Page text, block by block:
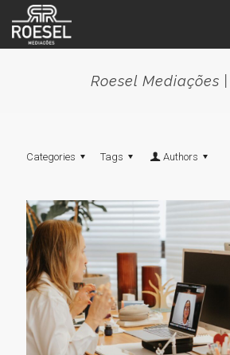
Roesel Mediações
Categories Tags Authors